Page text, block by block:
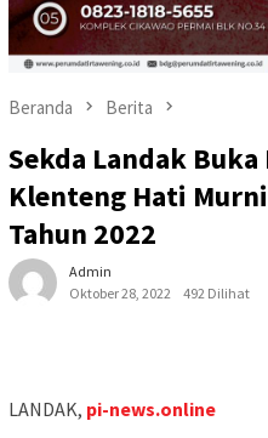
Beranda Berita
Sekda Landak
Klenteng Hati
Tahun 2022
Admin
Oktober 28, 2022
492 Dilihat
LANDAK, pi-news.online